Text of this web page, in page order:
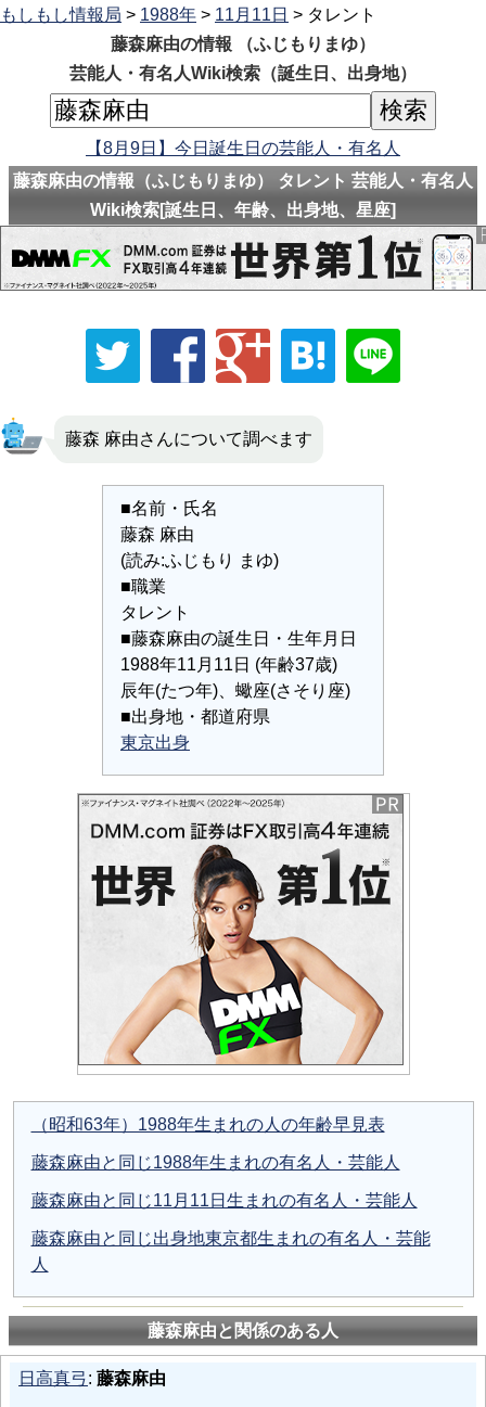
もしもし情報局 > 1988年 > 11月11日 > タレント
藤森麻由の情報 （ふじもりまゆ）
芸能人・有名人Wiki検索（誕生日、出身地）
【8月9日】今日誕生日の芸能人・有名人
藤森麻由の情報（ふじもりまゆ） タレント 芸能人・有名人
Wiki検索[誕生日、年齢、出身地、星座]
藤森 麻由さんについて調べます
■名前・氏名
藤森 麻由
(読み:ふじもり まゆ)
■職業
タレント
■藤森麻由の誕生日・生年月日
1988年11月11日 (年齢37歳)
辰年(たつ年)、蠍座(さそり座)
■出身地・都道府県
東京出身
（昭和63年）1988年生まれの人の年齢早見表
藤森麻由と同じ1988年生まれの有名人・芸能人
藤森麻由と同じ11月11日生まれの有名人・芸能人
藤森麻由と同じ出身地東京都生まれの有名人・芸能
人
藤森麻由と関係のある人
日高真弓: 藤森麻由